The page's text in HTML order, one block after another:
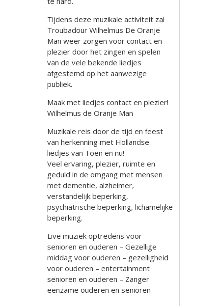
Tijdens deze muzikale activiteit zal
Troubadour Wilhelmus De Oranje
Man weer zorgen voor contact en
plezier door het zingen en spelen
van de vele bekende liedjes
afgestemd op het aanwezige
publiek.
Maak met liedjes contact en plezier!
Wilhelmus de Oranje Man
Muzikale reis door de tijd en feest
van herkenning met Hollandse
liedjes van Toen en nu!
Veel ervaring, plezier, ruimte en
geduld in de omgang met mensen
met dementie, alzheimer,
verstandelijk beperking,
psychiatrische beperking, lichamelijke
beperking.
Live muziek optredens voor
senioren en ouderen – Gezellige
middag voor ouderen – gezelligheid
voor ouderen – entertainment
senioren en ouderen – Zanger
eenzame ouderen en senioren